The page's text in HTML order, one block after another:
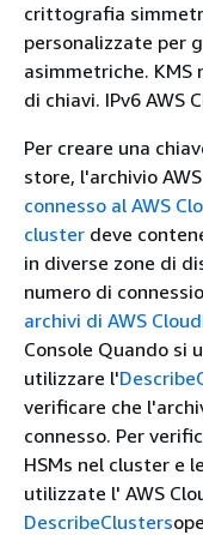
crittografia
personalizzate per
asimmetriche. KMS
di chiavi. IPv6 AWS
Per creare una
store, l'archivio
connesso al AWS
cluster deve
in diverse zone di
numero di
archivi di AWS
Console Quando si
utilizzare l'
verificare che
connesso. Per
HSMs nel cluster e
utilizzate l' AWS
DescribeClusters